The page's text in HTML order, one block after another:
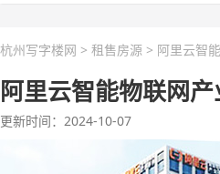
杭州写字楼网 > 租售房源 > 阿里云智
阿里云智能物联网
更新时间：2024-10-07